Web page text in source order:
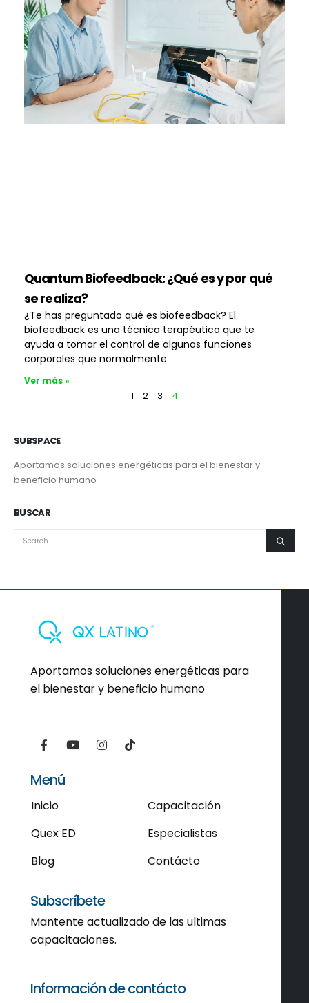
Quantum Biofeedback: ¿Qué es y por qué
se realiza?
¿Te has preguntado qué es biofeedback? El
biofeedback es una técnica terapéutica que te
ayuda a tomar el control de algunas funciones
corporales que normalmente
Ver más »
1 2 3 4
SUBSPACE
Aportamos soluciones energéticas para el bienestar y
beneficio humano
BUSCAR
Aportamos soluciones energéticas para
el bienestar y beneficio humano
Menú
Inicio
Quex ED
Blog
Capacitación
Especialistas
Contácto
Subscríbete
Mantente actualizado de las ultimas
capacitaciones.
Información de contácto